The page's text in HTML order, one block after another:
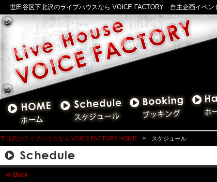
世田谷区下北沢のライブハウスなら VOICE FACTORY 自主企画イベン
下北沢のライブハウスなら VOICE FACTORY HOME > スケジュール
≪ Back